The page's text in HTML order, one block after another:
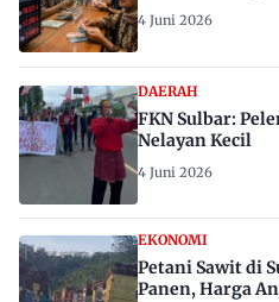
4 Juni 2026
DAERAH
FKN Sulbar:
Nelayan Kecil
4 Juni 2026
EKONOMI
Petani Sawit di
Panen, Harga